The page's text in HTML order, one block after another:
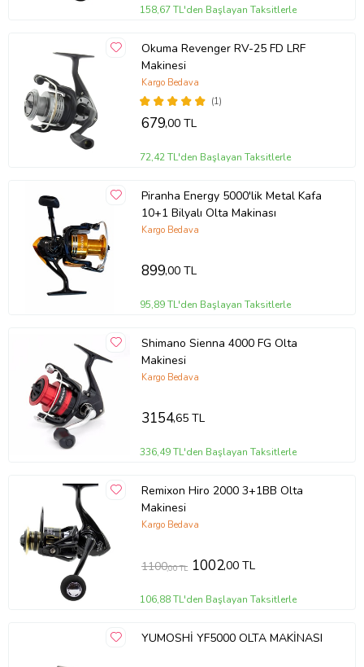
158,67 TL'den Başlayan Taksitlerle
Okuma Revenger RV-25 FD LRF
Makinesi
(1)
Kargo Bedava
679,00 TL
72,42 TL'den Başlayan Taksitlerle
Piranha Energy 5000'lik Metal Kafa
10+1 Bilyalı Olta Makinası
Kargo Bedava
899,00 TL
95,89 TL'den Başlayan Taksitlerle
Shimano Sienna 4000 FG Olta
Makinesi
Kargo Bedava
3154,65 TL
336,49 TL'den Başlayan Taksitlerle
Remixon Hiro 2000 3+1BB Olta
Makinesi
Kargo Bedava
1100,00 TL 1002,00 TL
106,88 TL'den Başlayan Taksitlerle
YUMOSHİ YF5000 OLTA MAKİNASI